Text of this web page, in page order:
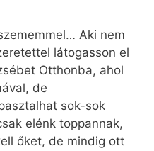
Aki nem
látogasson el
Otthonba, ahol
de
sok-sok
elénk toppannak,
őket, de mindig ott